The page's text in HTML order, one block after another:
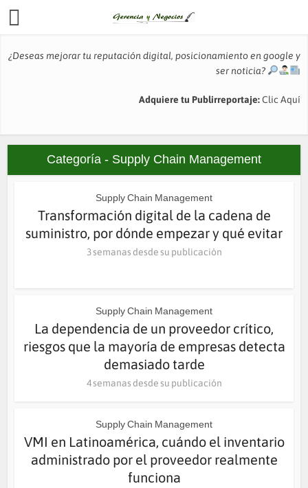
¿Deseas mejorar tu reputación digital, posicionamiento en google y
ser noticia?
Adquiere tu Publirreportaje:Clic Aquí
Categoría - Supply Chain Management
Supply Chain Management
Transformación digital de la cadena de
suministro, por dónde empezar y qué evitar
3 semanas desde su publicación
Supply Chain Management
La dependencia de un proveedor crítico,
riesgos que la mayoría de empresas detecta
demasiado tarde
4 semanas desde su publicación
Supply Chain Management
VMI en Latinoamérica, cuándo el inventario
administrado por el proveedor realmente
funciona